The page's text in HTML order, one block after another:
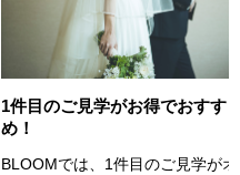
1件目のご見学がお得でおすす
め！
BLOOMでは、1件目のご見学がオ